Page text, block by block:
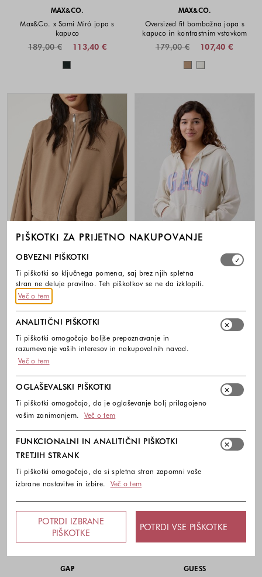
MAX&CO.
Max&Co. x Sami Miró jopa s
kapuco
113,40 €
189,00 €
Barve na voljo
MAX&CO.
Oversized fit bombažna jopa s
kapuco in kontrastnim vstavkom
107,40 €
179,00 €
Barve na voljo
MAX&CO.
Oversized fit bombažna jopa s
kapuco in kontrastnim vstavkom
107,40 €
179,00 €
Barve na voljo
GAP
kapuco
32,97 €
-30%
GAP
-40%
GUESS
PIŠKOTKI ZA PRIJETNO NAKUPOVANJE
Izberite, katere skupine piškotkov dovolite. Obvezni
OBVEZNI PIŠKOTKI
Ti piškotki so ključnega pomena, saj brez njih spletna
stran ne deluje pravilno. Teh piškotkov se ne da izklopiti.
Več o tem
ANALITIČNI PIŠKOTKI
Ti piškotki omogočajo boljše prepoznavanje in
razumevanje vaših interesov in nakupovalnih navad.
Več o tem
OGLAŠEVALSKI PIŠKOTKI
Ti piškotki omogočajo, da je oglaševanje bolj prilagojeno
vašim zanimanjem.
Več o tem
FUNKCIONALNI IN ANALITIČNI PIŠKOTKI
TRETJIH STRANK
Ti piškotki omogočajo, da si spletna stran zapomni vaše
izbrane nastavitve in izbire.
Več o tem
POTRDI IZBRANE
PIŠKOTKE
POTRDI VSE PIŠKOTKE